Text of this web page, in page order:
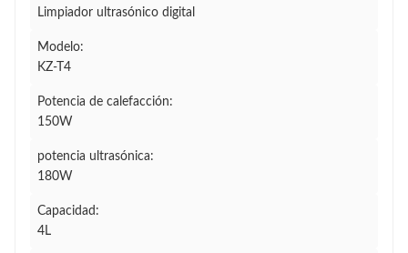
Limpiador ultrasónico digital
Modelo:
KZ-T4
Potencia de calefacción:
150W
potencia ultrasónica:
180W
Capacidad:
4L